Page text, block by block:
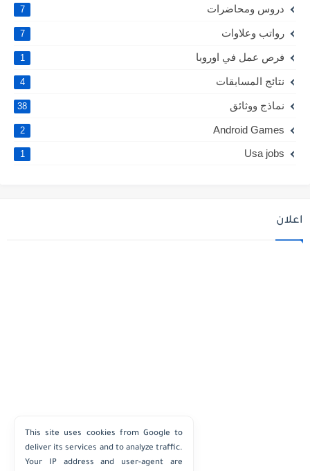
دروس ومحاضرات 7
رواتب وعلاوات 7
فرص عمل في اوروبا 1
نتائج المسابقات 4
نماذج ووثائق 38
Android Games
2
Usa jobs
1
اعلان
This site uses cookies from Google to
deliver its services and to analyze traffic.
Your IP address and user-agent are